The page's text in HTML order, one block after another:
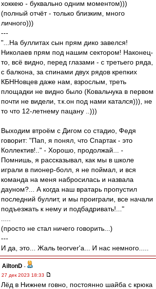
хоккею - буквально одним моментом)))
(полный отчёт - только близким, много
личного)))
---
"...На буллитах сын прям дико завелся!
Николаев прям под нашим сектором! Наконец-
то, всё видно, перед глазами - с третьего ряда,
с балкона, за спинами двух рядов крепких
КБННовцев даже нам, взрослым, треть
площадки не видно было (Ковальчука в первом
почти не видели, т.к.он под нами катался))), не
то что 12-летнему пацану ..)))
Выходим втроём с Дигом со стадио, Федя
говорит: "Пап, я понял, что Спартак - это
Коллектив!.." - Хорошо, продолжай... -
Помнишь, я рассказывал, как мы в школе
играли в пионер-болл, я не поймал, и вся
команда на меня набросилась и назвала
дауном?... А когда наш вратарь пропустил
последний буллит, и мы проиграли, все начали
подъезжать к нему и подбадривать!..."
(просто не стал ничего говорить...)
---
И да, это... Жаль teorver'а... И нас немного.....
AiltonD -
27 дек 2023 18:33
Лёд в Нижнем говно, постоянно шайба с крюка